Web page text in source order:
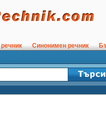
Синонимен речник